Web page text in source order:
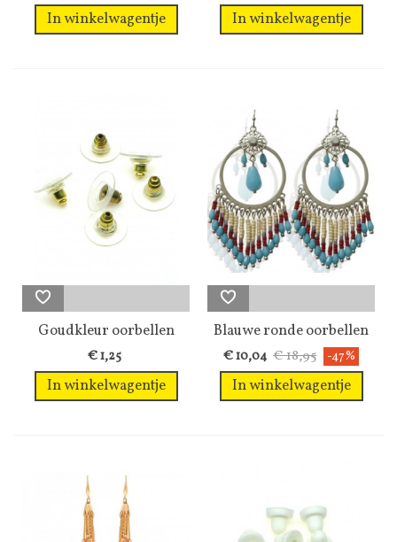
In winkelwagentje In winkelwagentje
Goudkleur oorbellen
stoppertjes...
€ 1,25
In winkelwagentje
Blauwe ronde oorbellen
met mooie...
€ 10,04 € 18,95 -47%
In winkelwagentje